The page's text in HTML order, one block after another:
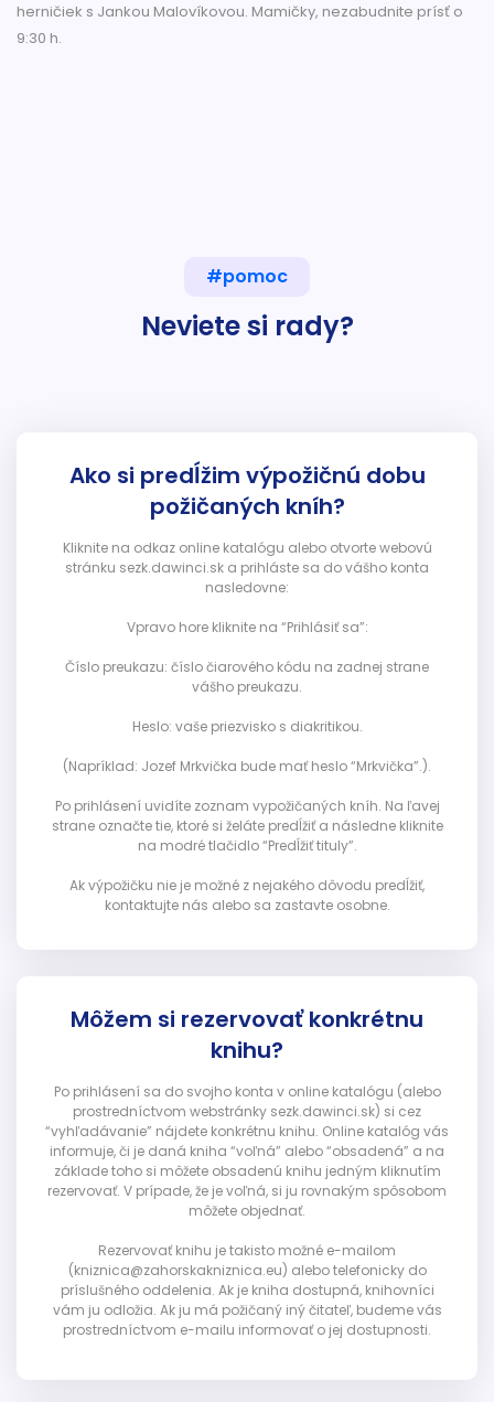
herničiek s Jankou Malovíkovou. Mamičky, nezabudnite prísť o
9:30 h.
#pomoc
Neviete si rady?
Ako si predĺžim výpožičnú dobu
požičaných kníh?
Kliknite na odkaz online katalógu alebo otvorte webovú
stránku sezk.dawinci.sk a prihláste sa do vášho konta
nasledovne:
Vpravo hore kliknite na “Prihlásiť sa”:
Číslo preukazu: číslo čiarového kódu na zadnej strane
vášho preukazu.
Heslo: vaše priezvisko s diakritikou.
(Napríklad: Jozef Mrkvička bude mať heslo “Mrkvička”.).
Po prihlásení uvidíte zoznam vypožičaných kníh. Na ľavej
strane označte tie, ktoré si želáte predĺžiť a následne kliknite
na modré tlačidlo “Predĺžiť tituly”.
Ak výpožičku nie je možné z nejakého dôvodu predĺžiť,
kontaktujte nás alebo sa zastavte osobne.
Môžem si rezervovať konkrétnu
knihu?
Po prihlásení sa do svojho konta v online katalógu (alebo
prostredníctvom webstránky sezk.dawinci.sk) si cez
“vyhľadávanie” nájdete konkrétnu knihu. Online katalóg vás
informuje, či je daná kniha “voľná” alebo “obsadená” a na
základe toho si môžete obsadenú knihu jedným kliknutím
rezervovať. V prípade, že je voľná, si ju rovnakým spôsobom
môžete objednať.
Rezervovať knihu je takisto možné e-mailom
(kniznica@zahorskakniznica.eu) alebo telefonicky do
príslušného oddelenia. Ak je kniha dostupná, knihovníci
vám ju odložia. Ak ju má požičaný iný čitateľ, budeme vás
prostredníctvom e-mailu informovať o jej dostupnosti.